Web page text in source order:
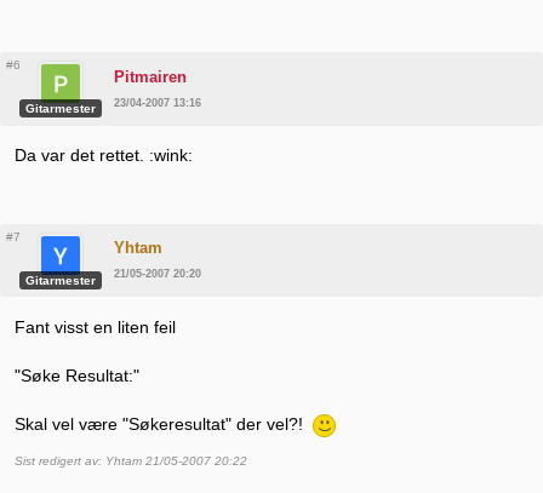
#6
Gitarmester
Pitmairen
23/04-2007 13:16
Da var det rettet. :wink:
#7
Gitarmester
Yhtam
21/05-2007 20:20
Fant visst en liten feil
"Søke Resultat:"
Skal vel være "Søkeresultat" der vel?!
Sist redigert av: Yhtam 21/05-2007 20:22